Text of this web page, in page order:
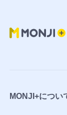
MONJI+につい